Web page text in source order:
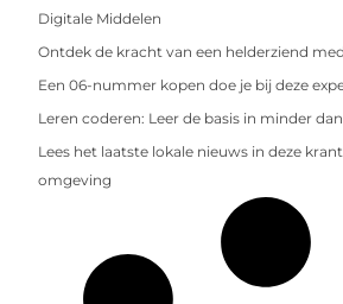
Digitale Middelen
Ontdek de kracht van een helderziend
Een 06-nummer kopen doe je bij deze
Leren coderen: Leer de basis in minder
Lees het laatste lokale nieuws in deze
omgeving